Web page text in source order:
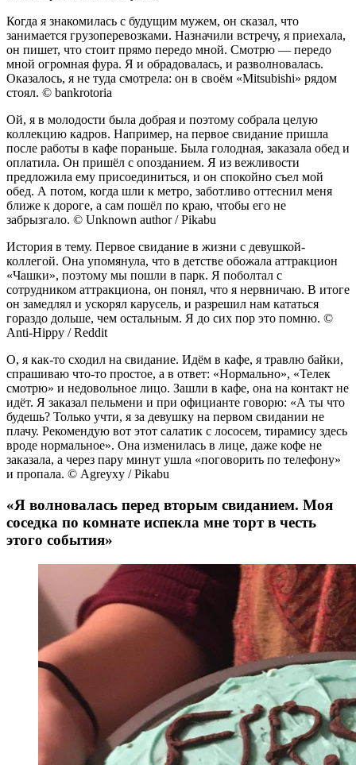
Когда я знакомилась с будущим мужем, он сказал, что
занимается грузоперевозками. Назначили встречу, я приехала,
он пишет, что стоит прямо передо мной. Смотрю — передо
мной огромная фура. Я и обрадовалась, и разволновалась.
Оказалось, я не туда смотрела: он в своём «Mitsubishi» рядом
стоял. © bankrotoria
Ой, я в молодости была добрая и поэтому собрала целую
коллекцию кадров. Например, на первое свидание пришла
после работы в кафе пораньше. Была голодная, заказала обед и
оплатила. Он пришёл с опозданием. Я из вежливости
предложила ему присоединиться, и он спокойно съел мой
обед. А потом, когда шли к метро, заботливо оттеснил меня
ближе к дороге, а сам пошёл по краю, чтобы его не
забрызгало. © Unknown author / Pikabu
История в тему. Первое свидание в жизни с девушкой-
коллегой. Она упомянула, что в детстве обожала аттракцион
«Чашки», поэтому мы пошли в парк. Я поболтал с
сотрудником аттракциона, он понял, что я нервничаю. В итоге
он замедлял и ускорял карусель, и разрешил нам кататься
гораздо дольше, чем остальным. Я до сих пор это помню. ©
Anti-Hippy / Reddit
О, я как-то сходил на свидание. Идём в кафе, я травлю байки,
спрашиваю что-то простое, а в ответ: «Нормально», «Телек
смотрю» и недовольное лицо. Зашли в кафе, она на контакт не
идёт. Я заказал пельмени и при официанте говорю: «А ты что
будешь? Только учти, я за девушку на первом свидании не
плачу. Рекомендую вот этот салатик с лососем, тирамису здесь
вроде нормальное». Она изменилась в лице, даже кофе не
заказала, а через пару минут ушла «поговорить по телефону»
и пропала. © Agreyxy / Pikabu
«Я волновалась перед вторым свиданием. Моя
соседка по комнате испекла мне торт в честь
этого события»